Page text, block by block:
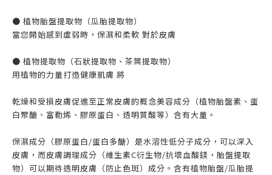
● 植物胎盤提取物（瓜胎提取物）
當您開始感到虛弱時，保濕和柔軟 對於皮膚
● 植物提取物（石狀提取物、茶葉提取物）
用植物的力量打造健康肌膚 將
乾燥和受損皮膚促進至正常皮膚的概念美容成分（植物胎盤素、蛋
白聚醣、富勒烯、膠原蛋白、透明質酸等）含有大量。
保濕成分（膠原蛋白/蛋白多醣）是水溶性低分子成分，可以深入
皮膚，而皮膚調理成分（維生素C衍生物/抗壞血酸鎂，胎盤提取
物）可以期待透明皮膚（防止色斑）成分。含有植物胎盤/瓜胎提